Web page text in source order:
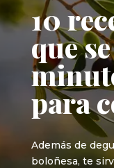
10
que
para
Además de
boloñesa, te